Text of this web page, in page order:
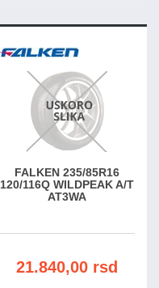
FALKEN 235/85R16
120/116Q WILDPEAK A/T
AT3WA
21.840,00 rsd